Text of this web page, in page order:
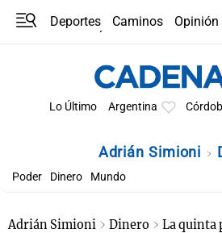
Deportes Caminos
Opinión
Lo Último Argentina
Adrián Simioni
Poder Dinero Mundo
Adrián Simioni Dinero La quinta